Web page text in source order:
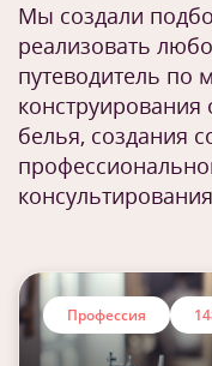
Мы создали
реализовать
путеводитель по
белья, создания
консультирования
Профессия